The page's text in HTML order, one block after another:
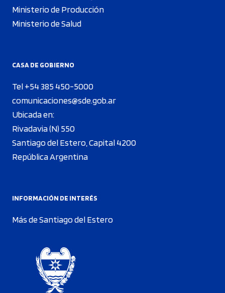
Ministerio de Producción
Ministerio de Salud
CASA DE GOBIERNO
Tel +54 385 450-5000
comunicaciones@sde.gob.ar
Ubicada en:
Rivadavia (N) 550
Santiago del Estero, Capital 4200
República Argentina
INFORMACIÓN DE INTERÉS
Más de Santiago del Estero